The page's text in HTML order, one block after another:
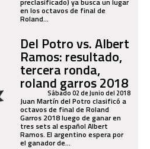
en los octavos de final de
Roland...
Del Potro vs. Albert
Ramos: resultado,
tercera ronda,
roland garros 2018
Sábado 02 de Junio del 2018
Juan Martín del Potro clasificó a
octavos de final de Roland
Garros 2018 luego de ganar en
tres sets al español Albert
Ramos. El argentino espera por
el ganador de...